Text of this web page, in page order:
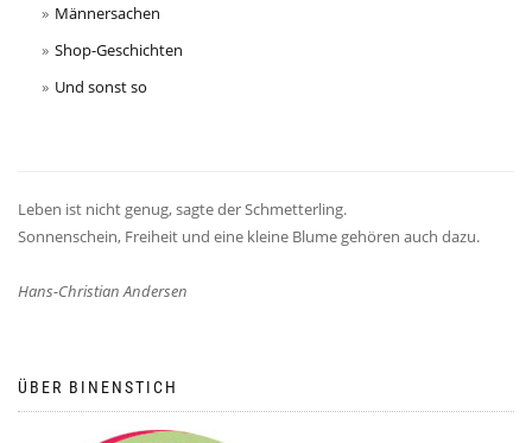
Männersachen
Shop-Geschichten
Und sonst so
Leben ist nicht genug, sagte der Schmetterling.
Sonnenschein, Freiheit und eine kleine Blume gehören auch dazu.
Hans-Christian Andersen
ÜBER BINENSTICH